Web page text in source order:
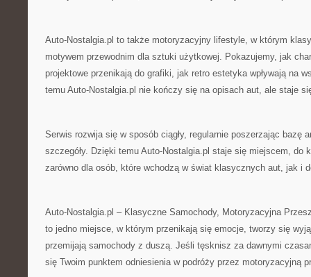
Auto-Nostalgia.pl to także motoryzacyjny lifestyle, w którym
motywem przewodnim dla sztuki użytkowej. Pokazujemy, jak
projektowe przenikają do grafiki, jak retro estetyka wpływają na
temu Auto-Nostalgia.pl nie kończy się na opisach aut, ale staje
Serwis rozwija się w sposób ciągły, regularnie poszerzając bazę
szczegóły. Dzięki temu Auto-Nostalgia.pl staje się miejscem, do
zarówno dla osób, które wchodzą w świat klasycznych aut, jak i
Auto-Nostalgia.pl – Klasyczne Samochody, Motoryzacyjna
to jedno miejsce, w którym przenikają się emocje, tworzy się
przemijają samochody z duszą. Jeśli tęsknisz za dawnymi
się Twoim punktem odniesienia w podróży przez motoryzacyjną